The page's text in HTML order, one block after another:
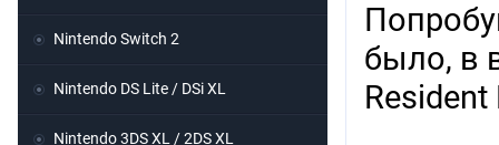
было, в
Resident
Nintendo Switch 2
Nintendo DS Lite / DSi XL
Nintendo 3DS XL / 2DS XL